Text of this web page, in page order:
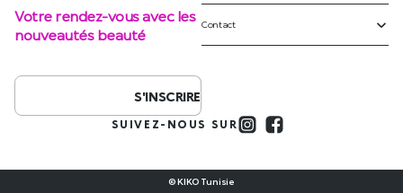
Votre rendez-vous avec les
nouveautés beauté
S'INSCRIRE
Contact
SUIVEZ-NOUS SUR
© KIKO Tunisie